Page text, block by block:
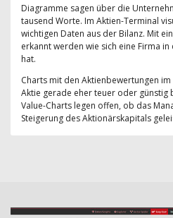
Diagramme sagen über die
tausend Worte. Im Aktien-Terminal
wichtigen Daten aus der Bilanz. Mit
erkannt werden wie sich eine Firma
hat.
Charts mit den Aktienbewertungen
Aktie gerade eher teuer oder günstig
Value-Charts legen offen, ob das
Steigerung des Aktionärskapitals